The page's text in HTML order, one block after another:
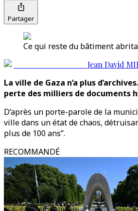
Partager
Ce qui reste du bâtiment
Jean David
La ville de Gaza n’a plus
perte des milliers de documents
D’après un porte-parole de la
ville dans un état de chaos,
plus de 100 ans”.
RECOMMANDÉ